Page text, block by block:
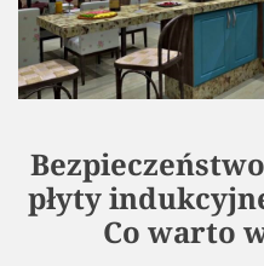
płyty
Co warto